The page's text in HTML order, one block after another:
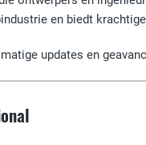
en biedt
updates en